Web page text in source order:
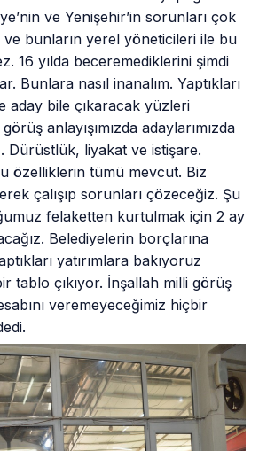
ve Yenişehir’in sorunları çok
bunların yerel yöneticileri ile bu
16 yılda beceremediklerini şimdi
Bunlara nasıl inanalım. Yaptıkları
aday bile çıkaracak yüzleri
anlayışımızda adaylarımızda
Dürüstlük, liyakat ve istişare.
özelliklerin tümü mevcut. Biz
çalışıp sorunları çözeceğiz. Şu
felaketten kurtulmak için 2 ay
Belediyelerin borçlarına
yatırımlara bakıyoruz
tablo çıkıyor. İnşallah milli görüş
veremeyeceğimiz hiçbir